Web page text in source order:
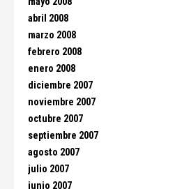
abril 2008
marzo 2008
febrero 2008
enero 2008
diciembre 2007
noviembre 2007
octubre 2007
septiembre 2007
agosto 2007
julio 2007
junio 2007